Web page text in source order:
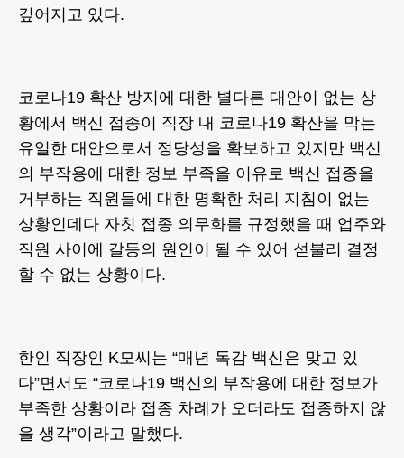
깊어지고 있다.
코로나19 확산 방지에 대한 별다른 대안이 없는 상
황에서 백신 접종이 직장 내 코로나19 확산을 막는
유일한 대안으로서 정당성을 확보하고 있지만 백신
의 부작용에 대한 정보 부족을 이유로 백신 접종을
거부하는 직원들에 대한 명확한 처리 지침이 없는
상황인데다 자칫 접종 의무화를 규정했을 때 업주와
직원 사이에 갈등의 원인이 될 수 있어 섣불리 결정
할 수 없는 상황이다.
한인 직장인 K모씨는 “매년 독감 백신은 맞고 있
다”면서도 “코로나19 백신의 부작용에 대한 정보가
부족한 상황이라 접종 차례가 오더라도 접종하지 않
을 생각”이라고 말했다.